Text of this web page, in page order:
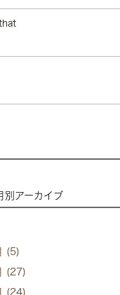
別アーカイブ
(5)
(27)
(24)